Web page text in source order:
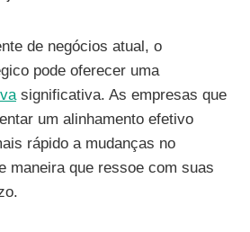
de negócios atual, o
pode oferecer uma
significativa. As empresas que
um alinhamento efetivo
rápido a mudanças no
maneira que ressoe com suas